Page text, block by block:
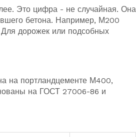
Это цифра - не случайная. Она
бетона. Например, М200
дорожек или подсобных
на портландцементе М400,
на ГОСТ 27006-86 и